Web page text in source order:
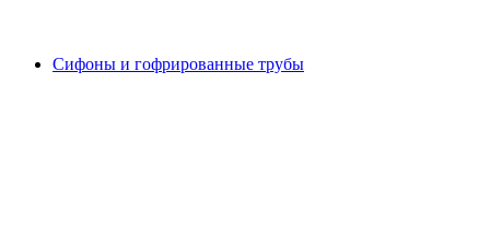
Сифоны и гофрированные трубы